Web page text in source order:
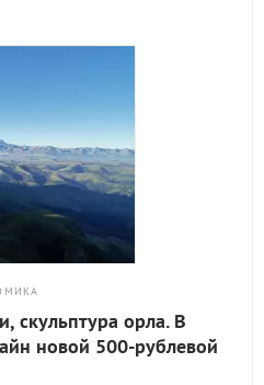
скульптура орла. В
новой 500-рублевой